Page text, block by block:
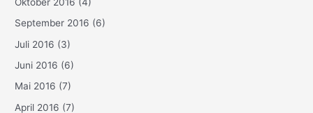
September 2016 (6)
Juli 2016 (3)
Juni 2016 (6)
Mai 2016 (7)
April 2016 (7)